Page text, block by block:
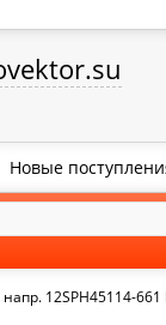
Новые
12SPH45114-661